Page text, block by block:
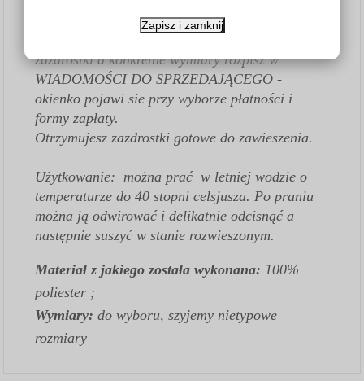
Zapisz i zamknij
Jeśli potrzebujesz podzielić zazdrostkę na różne
zazdrostki a konkretne wymiary rozpisz w
WIADOMOŚCI DO SPRZEDAJĄCEGO -
okienko pojawi sie przy wyborze płatności i
formy zapłaty.
Otrzymujesz zazdrostki gotowe do zawieszenia.
Użytkowanie: można prać w letniej wodzie o
temperaturze do 40 stopni celsjusza. Po praniu
można ją odwirować i delikatnie odcisnąć a
następnie suszyć w stanie rozwieszonym.
Materiał z jakiego została wykonana: 100%
poliester ;
Wymiary: do wyboru,szyjemy nietypowe
rozmiary